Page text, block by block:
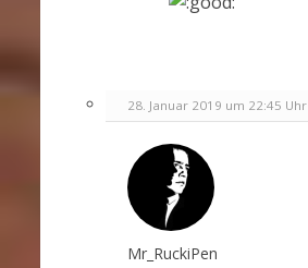
28. Januar 2019 um 22:45 Uhr
Mr_RuckiPen